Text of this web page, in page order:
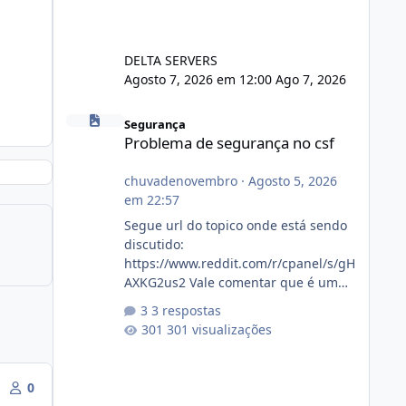
0
DELTA SERVERS
Agosto 7, 2026 em 12:00 Ago 7, 2026
Problema de segurança no csf
Segurança
Problema de segurança no csf
chuvadenovembro· Agosto 5, 2026
em 22:57
Segue url do topico onde está sendo
discutido:
https://www.reddit.com/r/cpanel/s/gH
AXKG2us2 Vale comentar que é um
pegada no da.
3 respostas
301 visualizações